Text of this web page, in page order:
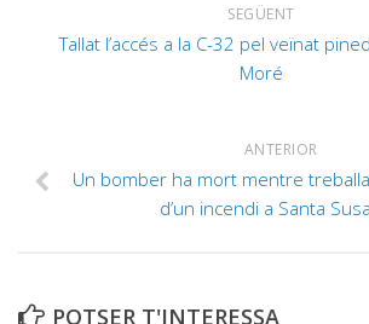
SEGÜENT
Tallat l’accés a la C-32 pel veïnat
Moré
ANTERIOR
Un bomber ha mort mentre
d’un incendi a Santa
POTSER T'INTERESSA